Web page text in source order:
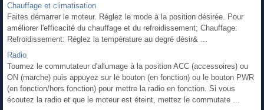
Chauffage et climatisation
Faites démarrer le moteur. Réglez le mode à la position désirée. Pour
améliorer l'efficacité du chauffage et du refroidissement; Chauffage:
Refroidissement: Réglez la température au degré désir& ...
Radio
Tournez le commutateur d'allumage à la position ACC (accessoires) ou
ON (marche) puis appuyez sur le bouton (en fonction) ou le bouton PWR
(en fonction/hors fonction) pour mettre la radio en fonction. Si vous
écoutez la radio et que le moteur est éteint, mettez le commutate ...